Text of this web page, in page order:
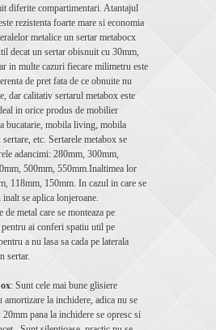
diferite compartimentari. Atantajul
rezistenta foarte mare si economia
metalice un sertar metabocx
decat un sertar obisnuit cu 30mm,
in multe cazuri fiecare milimetru este
de pret fata de ce obnuite nu
dar calitativ sertarul metabox este
in orice produs de mobilier
bucatarie, mobila living, mobila
etc. Sertarele metabox se
adancimi: 280mm, 300mm,
500mm, 550mm.Inaltimea lor
118mm, 150mm. In cazul in care se
se aplica lonjeroane.
metal care se monteaza pe
ai conferi spatiu util pe
a nu lasa sa cada pe laterala
sertar.
: Sunt cele mai bune glisiere
amortizare la inchidere, adica nu se
20mm pana la inchidere se opresc si